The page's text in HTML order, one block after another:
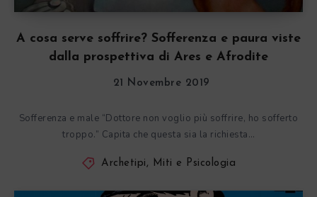
A cosa serve soffrire? Sofferenza e paura viste
dalla prospettiva di Ares e Afrodite
21 Novembre 2019
Sofferenza e male “Dottore non voglio più soffrire, ho sofferto
troppo.” Capita che questa sia la richiesta…
Archetipi, Miti e Psicologia